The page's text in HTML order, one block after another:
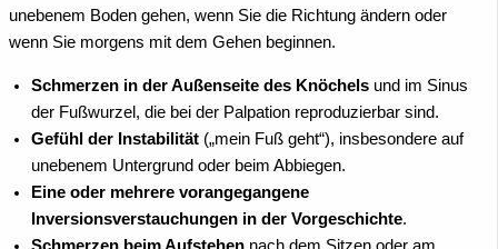
unebenem Boden gehen, wenn Sie die Richtung ändern oder
wenn Sie morgens mit dem Gehen beginnen.
Schmerzen in der Außenseite des Knöchels und im Sinus
der Fußwurzel, die bei der Palpation reproduzierbar sind.
Gefühl der Instabilität („mein Fuß geht“), insbesondere auf
unebenem Untergrund oder beim Abbiegen.
Eine oder mehrere vorangegangene
Inversionsverstauchungen in der Vorgeschichte.